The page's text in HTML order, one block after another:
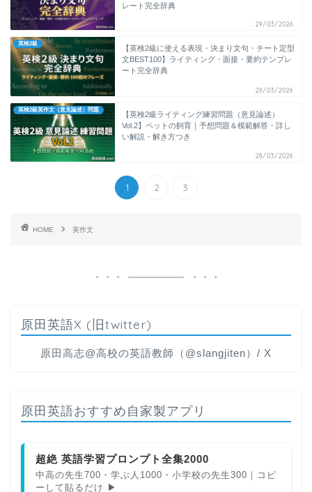
レート完全辞典
29/03/2026
英検2級
【英検2級に使える表現・決まり文句・チート定型
文BEST100】ライティング・面接・要約テンプレ
ート完全辞典
29/03/2026
英検2級英作文（意見論述）問題
【英検2級ライティング練習問題（意見論述）
Vol.2】ペットの飼育｜予想問題＆模範解答・詳し
い解説・解き方つき
28/03/2026
1 2 3
HOME 英作文
原田英語X (旧twitter)
原田高志@高校の英語教師（@slangjiten）/ X
原田英語おすすめ自家製アプリ
超絶 英語学習プロンプト全集2000
中高の先生700・学ぶ人1000・小学校の先生300｜コピ
ーして貼るだけ ▶